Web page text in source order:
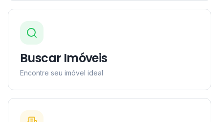
Buscar Imóveis
Encontre seu imóvel ideal